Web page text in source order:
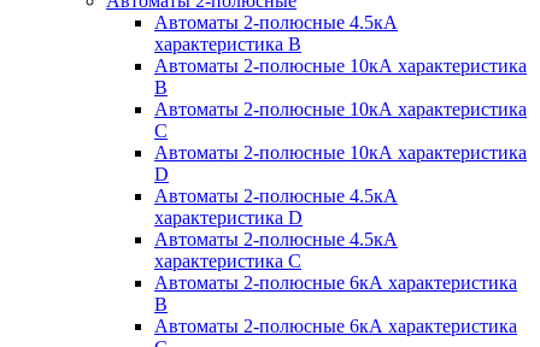
Автоматы 2-полюсные 4.5кА
характеристика В
Автоматы 2-полюсные 10кА характеристика
B
Автоматы 2-полюсные 10кА характеристика
C
Автоматы 2-полюсные 10кА характеристика
D
Автоматы 2-полюсные 4.5кА
характеристика D
Автоматы 2-полюсные 4.5кА
характеристика С
Автоматы 2-полюсные 6кА характеристика
B
Автоматы 2-полюсные 6кА характеристика